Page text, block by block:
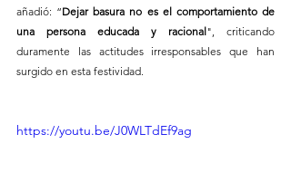
añadió: “Dejar basura no es el comportamiento de
una persona educada y racional", criticando
duramente las actitudes irresponsables que han
surgido en esta festividad.
https://youtu.be/J0WLTdEf9ag